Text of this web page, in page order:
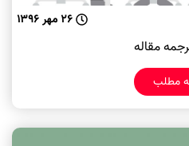
مقاله
مطلب